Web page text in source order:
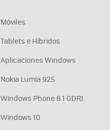
Móviles
Tablets e Híbridos
Aplicaciones Windows
Nokia Lumia 925
Windows Phone 8.1 GDR1
Windows 10